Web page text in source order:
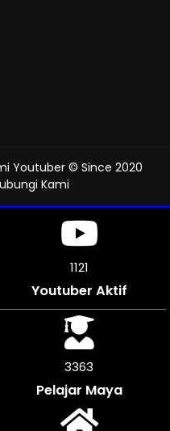
Youtuber © Since 2020
Kami
1234
Youtuber Aktif
3702
Pelajar Maya